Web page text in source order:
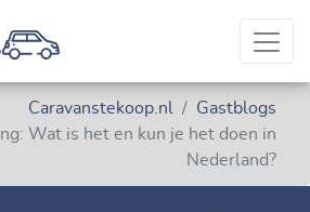
Caravanstekoop.nl
Gastblogs
Wat is het en kun je het doen in
Nederland?